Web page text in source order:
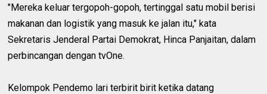
"Mereka keluar tergopoh-gopoh, tertinggal satu mobil berisi
makanan dan logistik yang masuk ke jalan itu," kata
Sekretaris Jenderal Partai Demokrat, Hinca Panjaitan, dalam
perbincangan dengan tvOne.
Kelompok Pendemo lari terbirit birit ketika datang